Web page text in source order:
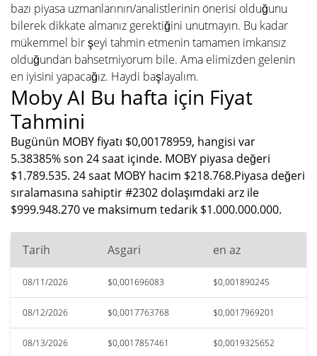
bazı piyasa uzmanlarının/analistlerinin önerisi olduğunu
bilerek dikkate almanız gerektiğini unutmayın. Bu kadar
mükemmel bir şeyi tahmin etmenin tamamen imkansız
olduğundan bahsetmiyorum bile. Ama elimizden gelenin
en iyisini yapacağız. Haydi başlayalım.
Moby AI Bu hafta için Fiyat
Tahmini
Bugünün MOBY fiyatı $0,00178959, hangisi var
5.38385% son 24 saat içinde. MOBY piyasa değeri
$1.789.535. 24 saat MOBY hacim $218.768.Piyasa değeri
sıralamasına sahiptir #2302 dolaşımdaki arz ile
$999.948.270 ve maksimum tedarik $1.000.000.000.
Tarih Asgari en az
08/11/2026 $0,001696083 $0,001890245
08/12/2026 $0,0017763768 $0,0017969201
08/13/2026 $0,0017857461 $0,0019325652